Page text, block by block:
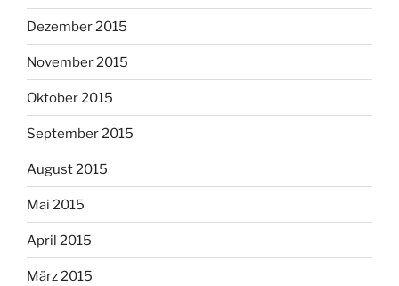
Dezember 2015
November 2015
Oktober 2015
September 2015
August 2015
Mai 2015
April 2015
März 2015